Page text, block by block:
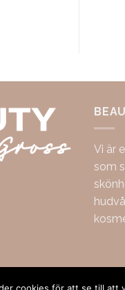
Vi är
som
cookies för att se till att